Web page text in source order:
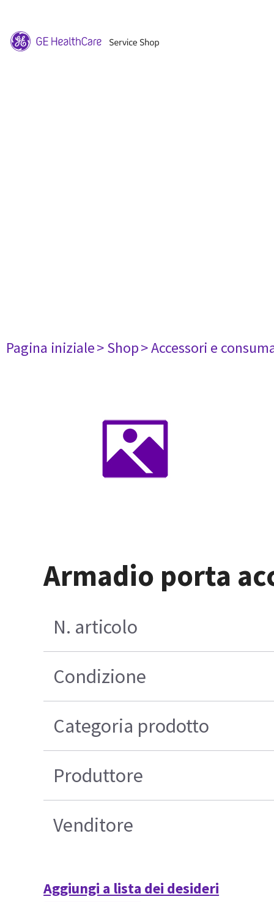
Pagina iniziale> Shop> Accessori e
Armadio porta
N. articolo
Condizione
Categoria prodotto
Produttore
Venditore
Aggiungi a lista dei desideri